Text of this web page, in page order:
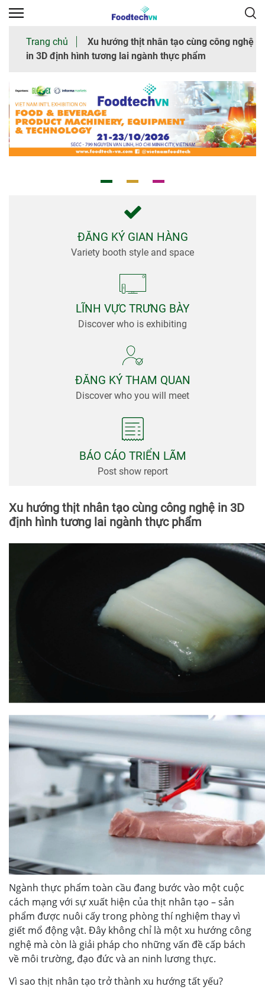
×
chủ
Giới
thiệu
Trang chủ
Xu hướng thịt nhân tạo cùng công nghệ
in 3D định hình tương lai ngành thực phẩm
ĐĂNG KÝ GIAN HÀNG
Variety booth style and space
LĨNH VỰC TRƯNG BÀY
Discover who is exhibiting
ĐĂNG KÝ THAM QUAN
Discover who you will meet
BÁO CÁO TRIỂN LÃM
Post show report
Xu hướng thịt nhân tạo cùng công nghệ in 3D
định hình tương lai ngành thực phẩm
Ngành thực phẩm toàn cầu đang bước vào một cuộc
cách mạng với sự xuất hiện của thịt nhân tạo – sản
phẩm được nuôi cấy trong phòng thí nghiệm thay vì
giết mổ động vật. Đây không chỉ là một xu hướng công
nghệ mà còn là giải pháp cho những vấn đề cấp bách
về môi trường, đạo đức và an ninh lương thực.
Vì sao thịt nhân tạo trở thành xu hướng tất yếu?